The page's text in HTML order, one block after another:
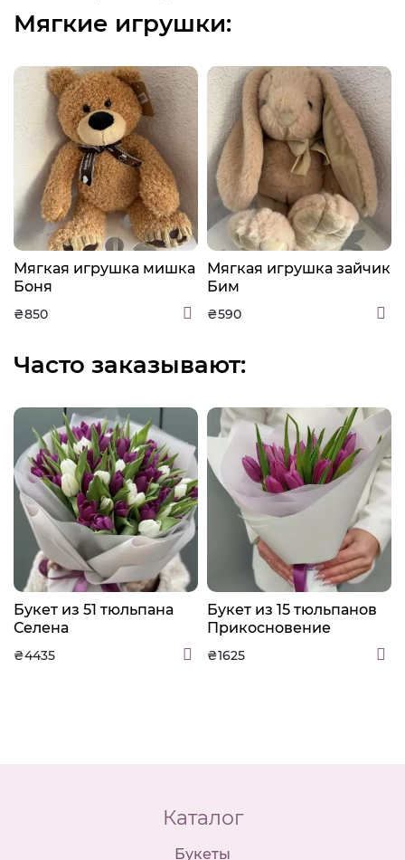
Мягкие игрушки:
Мягкая игрушка мишка
Боня
₴850
Мягкая игрушка зайчик
Бим
₴590
Часто заказывают:
Букет из 51 тюльпана
Селена
₴4435
Букет из 15 тюльпанов
Прикосновение
₴1625
Каталог
Букеты